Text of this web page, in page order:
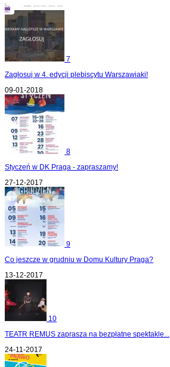
7
Zagłosuj w 4. edycji plebiscytu Warszawiaki!
09-01-2018
8
Styczeń w DK Praga - zapraszamy!
27-12-2017
9
Co jeszcze w grudniu w Domu Kultury Praga?
13-12-2017
10
TEATR REMUS zaprasza na bezpłatne spektakle...
24-11-2017